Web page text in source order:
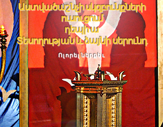
Աստվածաշնչի սկզբունքների
ուսուցում
դեպի ա
Տեսողության և ձայնի սերունդ
Ոլորել ներքեւ